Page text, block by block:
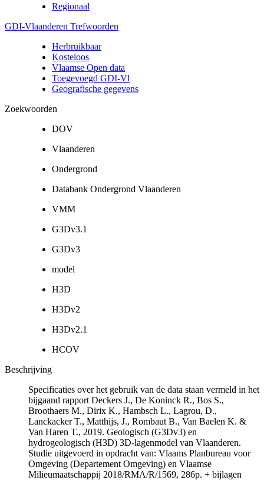
Regionaal
GDI-Vlaanderen Trefwoorden
Herbruikbaar
Kosteloos
Vlaamse Open data
Toegevoegd GDI-Vl
Geografische gegevens
Zoekwoorden
DOV
Vlaanderen
Ondergrond
Databank Ondergrond Vlaanderen
VMM
G3Dv3.1
G3Dv3
model
H3D
H3Dv2
H3Dv2.1
HCOV
Beschrijving
Specificaties over het gebruik van de data staan vermeld in het
bijgaand rapport Deckers J., De Koninck R., Bos S.,
Broothaers M., Dirix K., Hambsch L., Lagrou, D.,
Lanckacker T., Matthijs, J., Rombaut B., Van Baelen K. &
Van Haren T., 2019. Geologisch (G3Dv3) en
hydrogeologisch (H3D) 3D-lagenmodel van Vlaanderen.
Studie uitgevoerd in opdracht van: Vlaams Planbureau voor
Omgeving (Departement Omgeving) en Vlaamse
Milieumaatschappij 2018/RMA/R/1569, 286p. + bijlagen